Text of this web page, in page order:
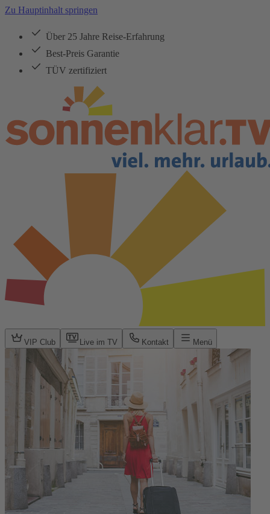
Zu Hauptinhalt springen
Über 25 Jahre Reise-Erfahrung
Best-Preis Garantie
TÜV zertifiziert
VIP Club Live im TV Kontakt Menü